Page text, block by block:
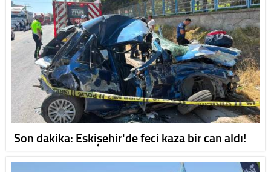
Son dakika: Eskişehir'de feci kaza bir can aldı!